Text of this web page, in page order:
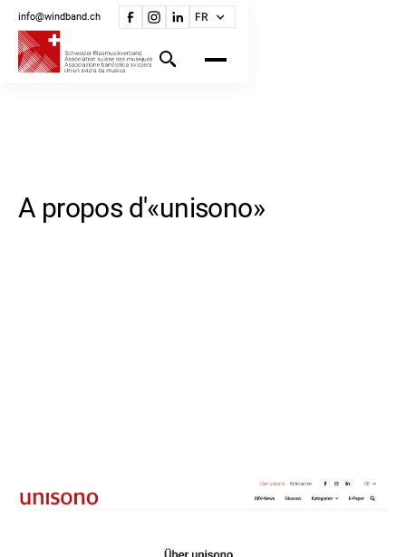
info@windband.ch FR
A propos d'«unisono»